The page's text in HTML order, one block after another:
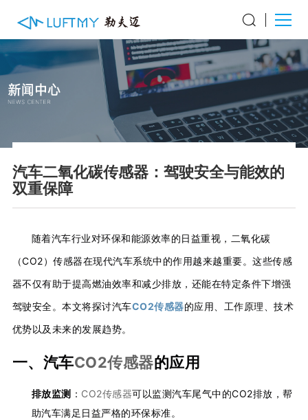
汽车二氧化碳传感器：驾驶安全与能效的
双重保障
随着汽车行业对环保和能源效率的日益重视，二氧化碳
（CO2）传感器在现代汽车系统中的作用越来越重要。这些传感
器不仅有助于提高燃油效率和减少排放，还能在特定条件下增强
驾驶安全。本文将探讨汽车CO2传感器的应用、工作原理、技术
优势以及未来的发展趋势。
一、汽车CO2传感器的应用
排放监测 ： CO2传感器可以监测汽车尾气中的CO2排放，帮
助汽车满足日益严格的环保标准。